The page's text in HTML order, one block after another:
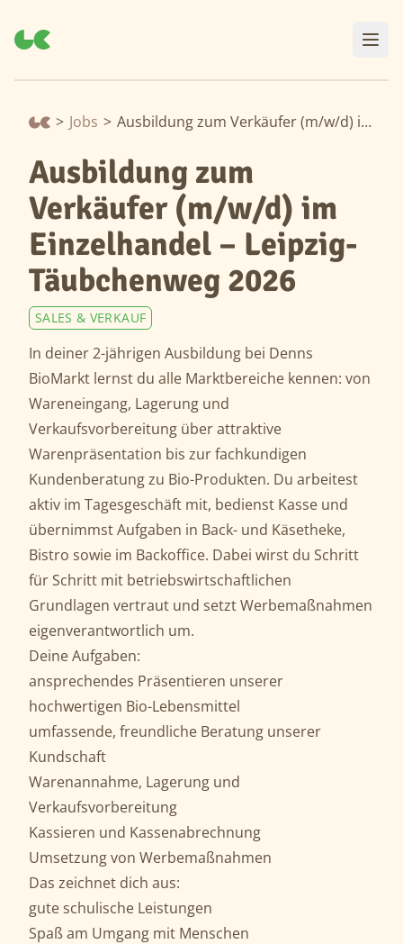
> Jobs > Ausbildung zum Verkäufer (m/w/d) im Einzelhandel – Leipzig-Täubchenweg 2026
Ausbildung zum
Verkäufer (m/w/d) im
Einzelhandel – Leipzig-
Täubchenweg 2026
SALES & VERKAUF
In deiner 2-jährigen Ausbildung bei Denns
BioMarkt lernst du alle Marktbereiche kennen: von
Wareneingang, Lagerung und
Verkaufsvorbereitung über attraktive
Warenpräsentation bis zur fachkundigen
Kundenberatung zu Bio-Produkten. Du arbeitest
aktiv im Tagesgeschäft mit, bedienst Kasse und
übernimmst Aufgaben in Back- und Käsetheke,
Bistro sowie im Backoffice. Dabei wirst du Schritt
für Schritt mit betriebswirtschaftlichen
Grundlagen vertraut und setzt Werbemaßnahmen
eigenverantwortlich um.
Deine Aufgaben:
ansprechendes Präsentieren unserer
hochwertigen Bio-Lebensmittel
umfassende, freundliche Beratung unserer
Kundschaft
Warenannahme, Lagerung und
Verkaufsvorbereitung
Kassieren und Kassenabrechnung
Umsetzung von Werbemaßnahmen
Das zeichnet dich aus:
gute schulische Leistungen
Spaß am Umgang mit Menschen